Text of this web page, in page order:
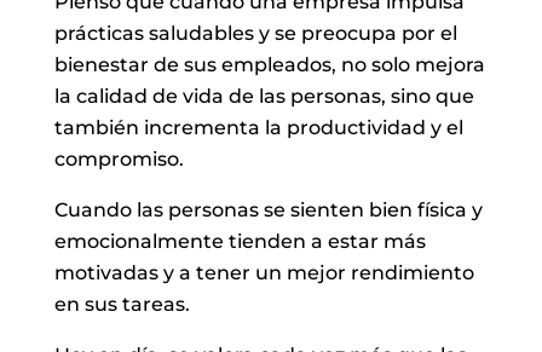
prácticas saludables y se preocupa por el
bienestar de sus empleados, no solo mejora
la calidad de vida de las personas, sino que
también incrementa la productividad y el
compromiso.
Cuando las personas se sienten bien física y
emocionalmente tienden a estar más
motivadas y a tener un mejor rendimiento
en sus tareas.